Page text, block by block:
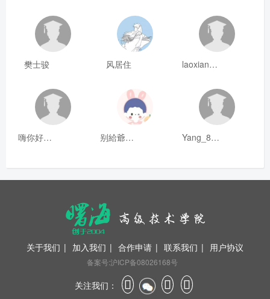
樊士骏 风居住 laoxianrou
嗨你好8mm 别給爺装纯 Yang_811
关于我们 | 加入我们 | 合作申请 | 联系我们 | 用户协议
备案号:沪ICP备08026168号
关注我们：